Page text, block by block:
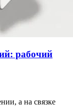
рабочий
а на связке